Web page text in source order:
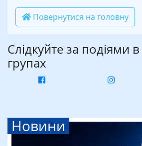
Повернутися на головну
Слідкуйте за подіями
групах
Новини